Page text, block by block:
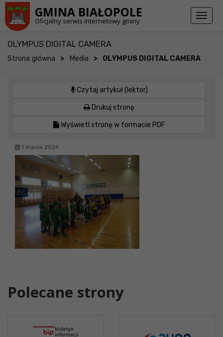
GMINA BIAŁOPOLE
Oficjalny serwis internetowy gminy
Toggle
OLYMPUS DIGITAL CAMERA
Strona główna > Media > OLYMPUS DIGITAL CAMERA
Czytaj artykuł (lektor)
Drukuj stronę
Wyświetl stronę w formacie PDF
1 marca 2024
Polecane strony